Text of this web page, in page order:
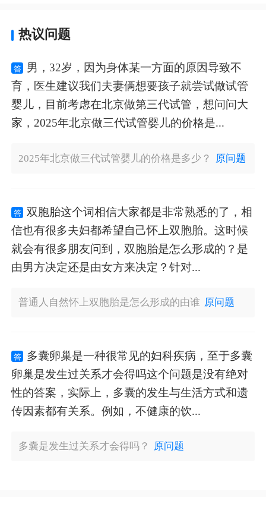
热议问题
答
男，32岁，因为身体某一方面的原因导致不
育，医生建议我们夫妻俩想要孩子就尝试做试管
婴儿，目前考虑在北京做第三代试管，想问问大
家，2025年北京做三代试管婴儿的价格是...
2025年北京做三代试管婴儿的价格是多少？ 原问题
答
双胞胎这个词相信大家都是非常熟悉的了，相
信也有很多夫妇都希望自己怀上双胞胎。这时候
就会有很多朋友问到，双胞胎是怎么形成的？是
由男方决定还是由女方来决定？针对...
普通人自然怀上双胞胎是怎么形成的由谁 原问题
答
多囊卵巢是一种很常见的妇科疾病，至于多囊
卵巢是发生过关系才会得吗这个问题是没有绝对
性的答案，实际上，多囊的发生与生活方式和遗
传因素都有关系。例如，不健康的饮...
多囊是发生过关系才会得吗？ 原问题